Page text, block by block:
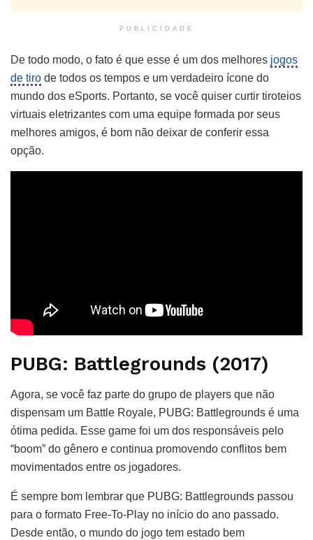
PUBLICIDADE
De todo modo, o fato é que esse é um dos melhores jogos
de tiro de todos os tempos e um verdadeiro ícone do
mundo dos eSports. Portanto, se você quiser curtir tiroteios
virtuais eletrizantes com uma equipe formada por seus
melhores amigos, é bom não deixar de conferir essa
opção.
PUBG: Battlegrounds (2017)
Agora, se você faz parte do grupo de players que não
dispensam um Battle Royale, PUBG: Battlegrounds é uma
ótima pedida. Esse game foi um dos responsáveis pelo
“boom” do gênero e continua promovendo conflitos bem
movimentados entre os jogadores.
É sempre bom lembrar que PUBG: Battlegrounds passou
para o formato Free-To-Play no início do ano passado.
Desde então, o mundo do jogo tem estado bem